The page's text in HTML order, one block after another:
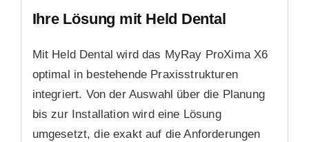
Ihre Lösung mit Held Dental
Mit Held Dental wird das MyRay ProXima X6
optimal in bestehende Praxisstrukturen
integriert. Von der Auswahl über die Planung
bis zur Installation wird eine Lösung
umgesetzt, die exakt auf die Anforderungen